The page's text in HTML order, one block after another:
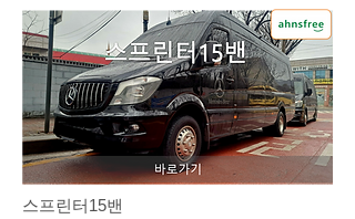
스프린터15밴